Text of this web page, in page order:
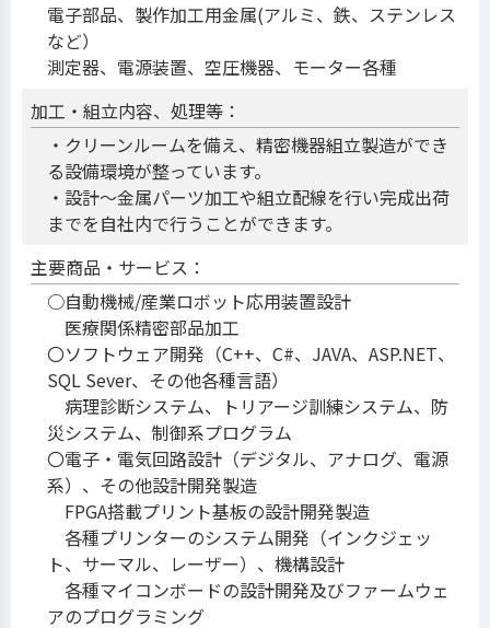
電子部品、製作加工用金属(アルミ、鉄、ステンレス
など）
測定器、電源装置、空圧機器、モーター各種
加工・組立内容、処理等：
・クリーンルームを備え、精密機器組立製造ができ
る設備環境が整っています。
・設計～金属パーツ加工や組立配線を行い完成出荷
までを自社内で行うことができます。
主要商品・サービス：
○自動機械/産業ロボット応用装置設計
医療関係精密部品加工
〇ソフトウェア開発（C++、C#、JAVA、ASP.NET、
SQL Sever、その他各種言語）
病理診断システム、トリアージ訓練システム、防
災システム、制御系プログラム
〇電子・電気回路設計（デジタル、アナログ、電源
系）、その他設計開発製造
FPGA搭載プリント基板の設計開発製造
各種プリンターのシステム開発（インクジェッ
ト、サーマル、レーザー）、機構設計
各種マイコンボードの設計開発及びファームウェ
アのプログラミング